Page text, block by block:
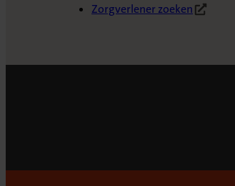
Zorgverlener zoeken
(Opent in nieuw tabblad)